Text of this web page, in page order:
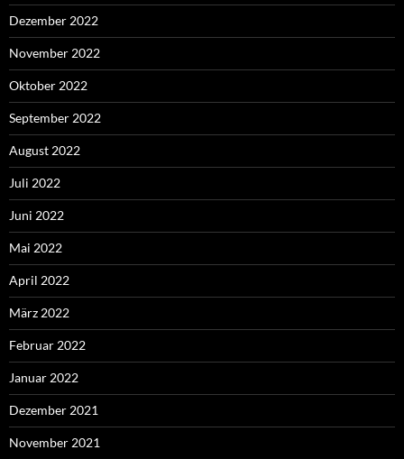
Dezember 2022
November 2022
Oktober 2022
September 2022
August 2022
Juli 2022
Juni 2022
Mai 2022
April 2022
März 2022
Februar 2022
Januar 2022
Dezember 2021
November 2021